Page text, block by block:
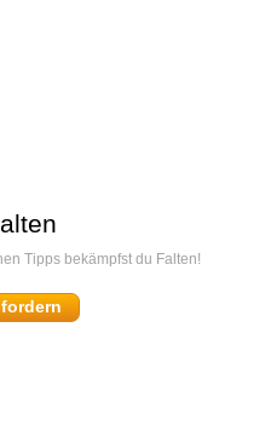
Tipps bekämpfst du Falten!